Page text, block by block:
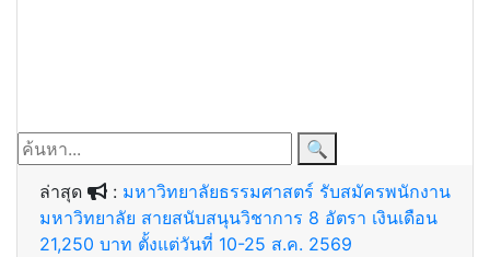
🔍
ล่าสุด
: มหาวิทยาลัยธรรมศาสตร์ รับสมัครพนักงาน
มหาวิทยาลัย สายสนับสนุนวิชาการ 8 อัตรา เงินเดือน
21,250 บาท ตั้งแต่วันที่ 10-25 ส.ค. 2569